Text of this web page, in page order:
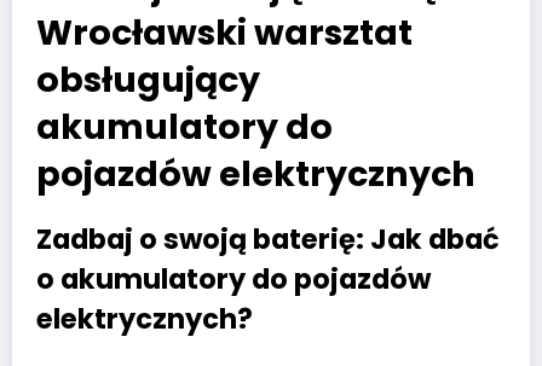
Wrocławski warsztat
obsługujący
akumulatory do
pojazdów elektrycznych
Zadbaj o swoją baterię: Jak dbać
o akumulatory do pojazdów
elektrycznych?